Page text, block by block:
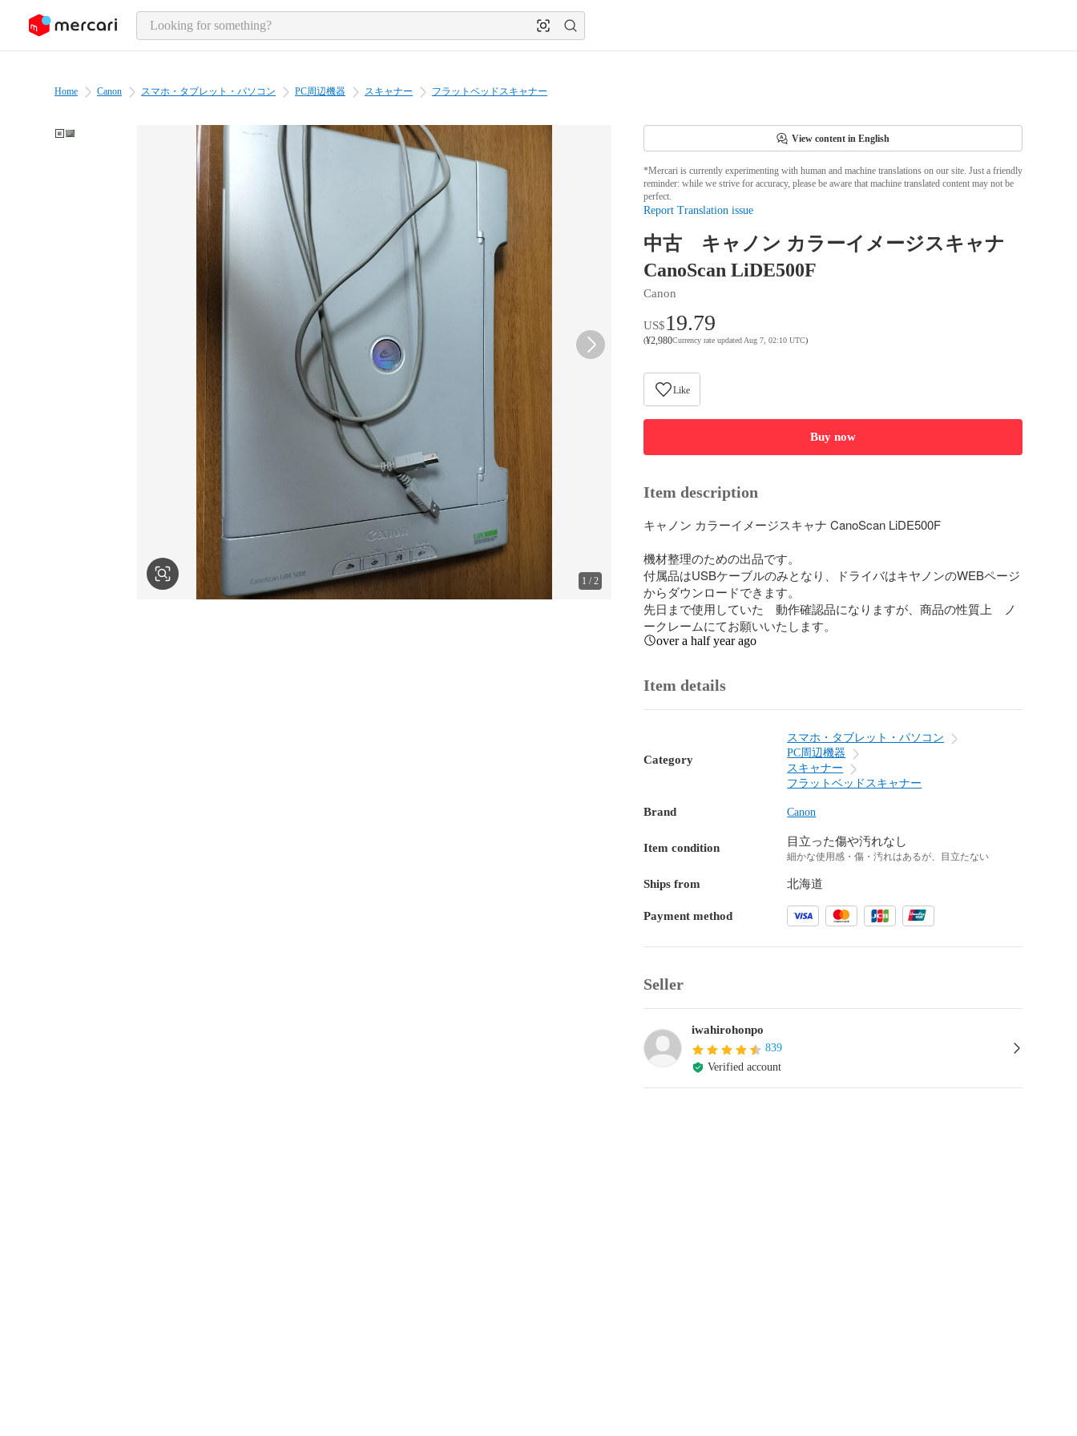
page content
Home Canon スマホ・タブレット・パソコン PC周辺機器 スキャナー フラットベッドスキャナー
1 /2
View content in English
*Mercari is currently experimenting with human and machine translations on our site. Just a friendly
reminder: while we strive for accuracy, please be aware that machine translated content may not be
perfect.
Report Translation issue
中古 キャノン カラーイメージスキャナ
CanoScan LiDE500F
Canon
US$19.79
(¥2,980Currency rate updated Aug 7, 02:10 UTC)
Like
Buy now
Item description
キャノン カラーイメージスキャナ CanoScan LiDE500F
機材整理のための出品です。
付属品はUSBケーブルのみとなり、ドライバはキヤノンのWEBページ
からダウンロードできます。
先日まで使用していた　動作確認品になりますが、商品の性質上　ノ
ークレームにてお願いいたします。
over a half year ago
Item details
Category
スマホ・タブレット・パソコン
PC周辺機器
スキャナー
フラットベッドスキャナー
Brand Canon
Item condition 目立った傷や汚れなし
細かな使用感・傷・汚れはあるが、目立たない
Ships from 北海道
Payment method
Seller
iwahirohonpo
839
Verified account